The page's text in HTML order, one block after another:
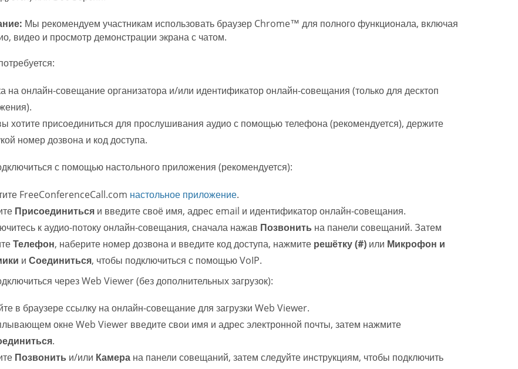
Мы рекомендуем участникам использовать браузер Chrome™ для полного функционала, включая
видео и просмотр демонстрации экрана с чатом.
на онлайн-совещание организатора и/или идентификатор онлайн-совещания (только для десктоп
хотите присоединиться для прослушивания аудио с помощью телефона (рекомендуется), держите
номер дозвона и код доступа.
с помощью настольного приложения (рекомендуется):
FreeConferenceCall.com настольное приложение.
Присоединитьсяи введите своё имя, адрес email и идентификатор онлайн-совещания.
к аудио-потоку онлайн-совещания, сначала нажав Позвонить на панели совещаний. Затем
Телефон, наберите номер дозвона и введите код доступа, нажмите решётку (#)или Микрофон и
и Соединиться, чтобы подключиться с помощью VoIP.
через Web Viewer (без дополнительных загрузок):
в браузере ссылку на онлайн-совещание для загрузки Web Viewer.
окне Web Viewer введите свои имя и адрес электронной почты, затем нажмите
.
Позвонить и/или Камерана панели совещаний, затем следуйте инструкциям, чтобы подключить